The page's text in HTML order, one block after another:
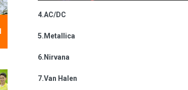
4.AC/DC
5.Metallica
6.Nirvana
7.Van Halen